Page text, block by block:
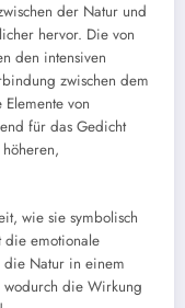
der Natur und
hervor. Die von
den intensiven
zwischen dem
von
für das Gedicht
wie sie symbolisch
die emotionale
die Natur in einem
wodurch die Wirkung